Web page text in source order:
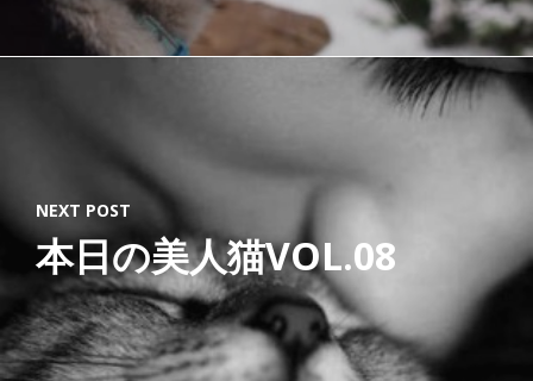
NEXT POST
本日の美人猫VOL.08